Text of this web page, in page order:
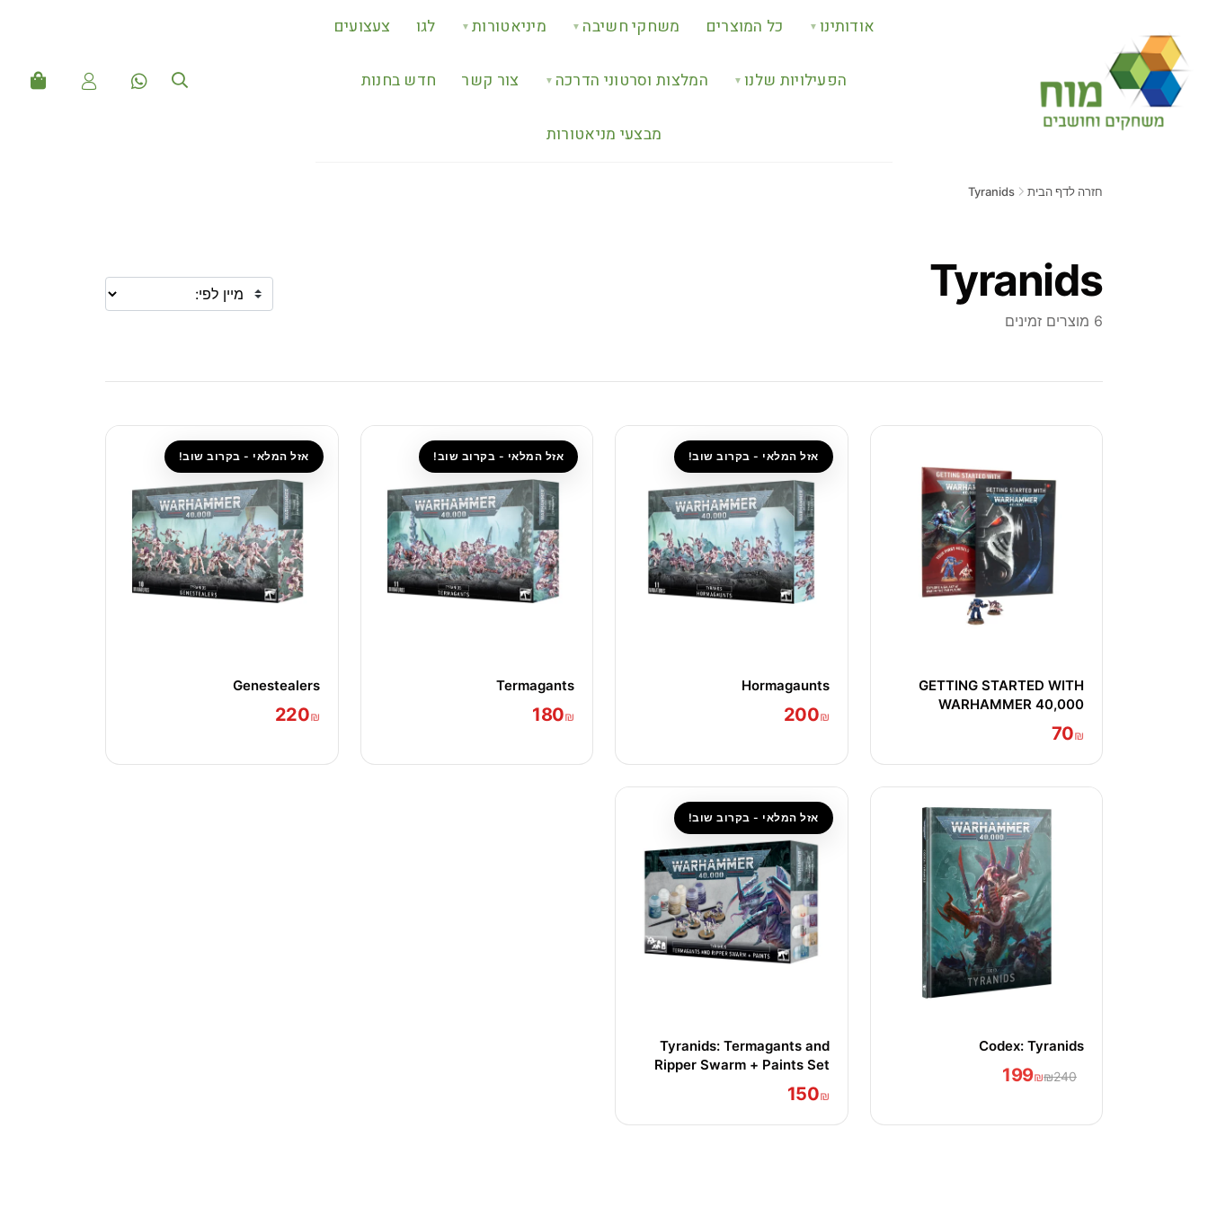
אודותינו ▼ כל המוצרים משחקי חשיבה ▼ מיניאטורות ▼ לגו צעצועים
הפעילויות שלנו ▼ המלצות וסרטוני הדרכה ▼ צור קשר חדש בחנות
מבצעי מניאטורות
חזרה לדף הבית Tyranids
Tyranids
6 מוצרים זמינים
GETTING STARTED WITH
WARHAMMER 40,000
₪
70
אזל המלאי - בקרוב שוב!
Hormagaunts
₪
200
אזל המלאי - בקרוב שוב!
Termagants
₪
180
אזל המלאי - בקרוב שוב!
Genestealers
₪
220
Codex: Tyranids
₪240
₪
199
אזל המלאי - בקרוב שוב!
Tyranids: Termagants and
Ripper Swarm + Paints Set
₪
150